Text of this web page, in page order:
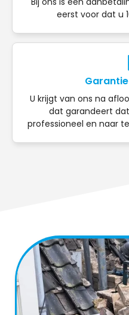
eerst voor dat u
U krijgt van ons na
dat garandeert
professioneel en naar